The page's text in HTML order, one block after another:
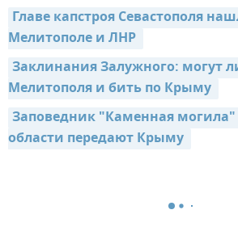
Главе капстроя Севастополя
Мелитополе и ЛНР
Заклинания Залужного: могут
Мелитополя и бить по Крыму
Заповедник "Каменная
области передают Крыму